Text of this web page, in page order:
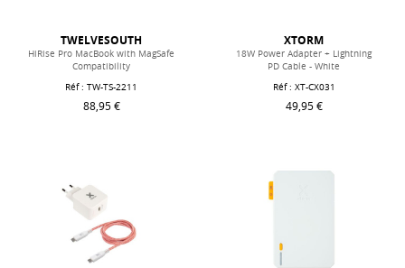
TWELVESOUTH
HiRise Pro MacBook with MagSafe
Compatibility
Réf : TW-TS-2211
88,95 €
XTORM
18W Power Adapter + Lightning
PD Cable - White
Réf : XT-CX031
49,95 €